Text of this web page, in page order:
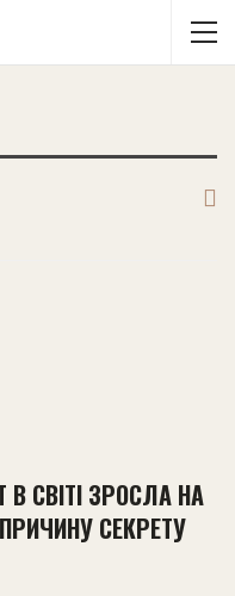
СВІТІ ЗРОСЛА НА
СЕКРЕТУ